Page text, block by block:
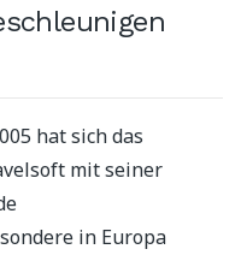
hat sich das
mit seiner
in Europa